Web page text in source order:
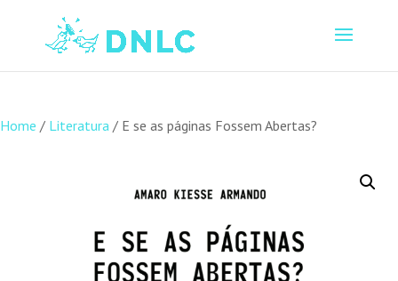
Home / Literatura / E se as páginas Fossem Abertas?